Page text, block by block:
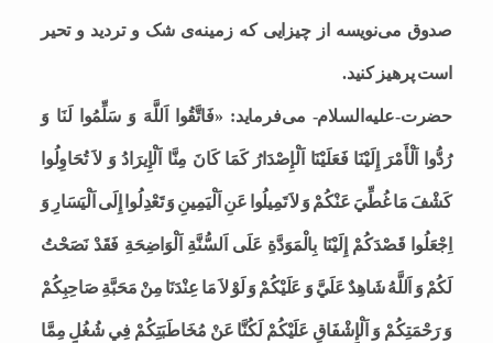
صدوق می‌نویسه از چیزایی که زمینه‌ی شک و تردید و تحیر
است پرهیز کنید.
حضرت-علیه‌السلام- می‌فرماید: «فَاتَّقُوا اَللَّهَ وَ سَلِّمُوا لَنَا وَ
رُدُّوا اَلْأَمْرَ إِلَيْنَا فَعَلَيْنَا اَلْإِصْدَارُ كَمَا كَانَ مِنَّا اَلْإِيرَادُ وَ لاَ تُحَاوِلُوا
كَشْفَ مَا غُطِّيَ عَنْكُمْ وَ لاَ تَمِيلُوا عَنِ اَلْيَمِينِ وَ تَعْدِلُوا إِلَى اَلْيَسَارِ وَ
اِجْعَلُوا قَصْدَكُمْ إِلَيْنَا بِالْمَوَدَّةِ عَلَى اَلسُّنَّةِ اَلْوَاضِحَةِ فَقَدْ نَصَحْتُ
لَكُمْ وَ اَللَّهُ شَاهِدٌ عَلَيَّ وَ عَلَيْكُمْ وَ لَوْ لاَ مَا عِنْدَنَا مِنْ مَحَبَّةِ صَاحِبِكُمْ
وَ رَحْمَتِكُمْ وَ اَلْإِشْفَاقِ عَلَيْكُمْ لَكُنَّا عَنْ مُخَاطَبَتِكُمْ فِي شُغُلٍ مِمَّا